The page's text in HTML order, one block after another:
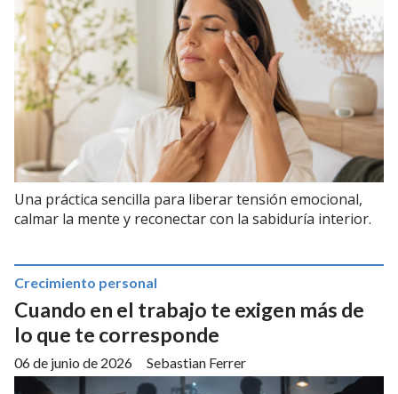
Una práctica sencilla para liberar tensión emocional,
calmar la mente y reconectar con la sabiduría interior.
Cuando en el trabajo te exigen más de
lo que te corresponde
Sebastian Ferrer
Crecimiento personal
06 de junio de 2026